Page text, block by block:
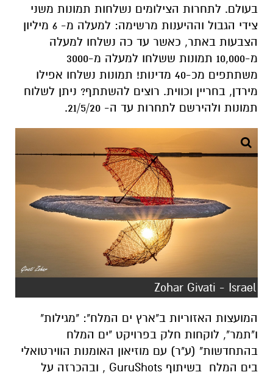
בעולם. לתחרות הצילומים נשלחות תמונות משני
צידי הגבול וההיענות מרשימה: למעלה מ- 6 מיליון
הצבעות באתר, כאשר עד כה נשלחו למעלה
מ-10,000 תמונות ששלחו למעלה מ-3000
משתתפים מכ-40 מדינות! תמונות נשלחו אפילו
מירדן, בחריין וכווית. רוצים להשתתף? ניתן לשלוח
תמונות ולהירשם לתחרות עד ה- 21/5/20.
Zohar Givati - Israel
המועצות האזוריות ב"ארץ ים המלח": "מגילות"
ו"תמר", לוקחות חלק בפרויקט "ים המלח
בהתחדשות" (ע"ר) עם מוזיאון האומנות הווירטואלי
בים המלח בשיתוף GuruShots , ובהכרזה על